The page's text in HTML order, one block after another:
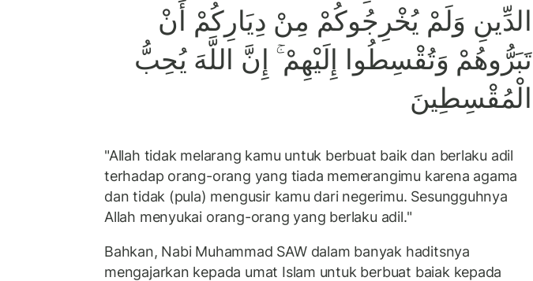
الدِّينِ وَلَمْ يُخْرِجُوكُمْ مِنْ دِيَارِكُمْ أَنْ
تَبَرُّوهُمْ وَتُقْسِطُوا إِلَيْهِمْ ۚ إِنَّ اللَّهَ يُحِبُّ
الْمُقْسِطِينَ
"Allah tidak melarang kamu untuk berbuat baik dan berlaku adil
terhadap orang-orang yang tiada memerangimu karena agama
dan tidak (pula) mengusir kamu dari negerimu. Sesungguhnya
Allah menyukai orang-orang yang berlaku adil."
Bahkan, Nabi Muhammad SAW dalam banyak haditsnya
mengajarkan kepada umat Islam untuk berbuat baiak kepada